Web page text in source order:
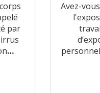
par
…
Avez-